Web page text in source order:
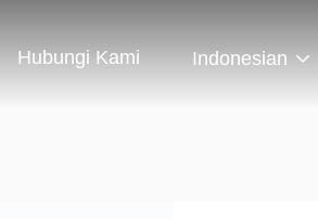
Hubungi Kami Indonesian